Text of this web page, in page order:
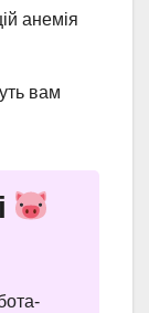
анемія
вам